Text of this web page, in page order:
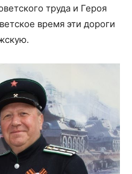
труда и Героя
время эти дороги